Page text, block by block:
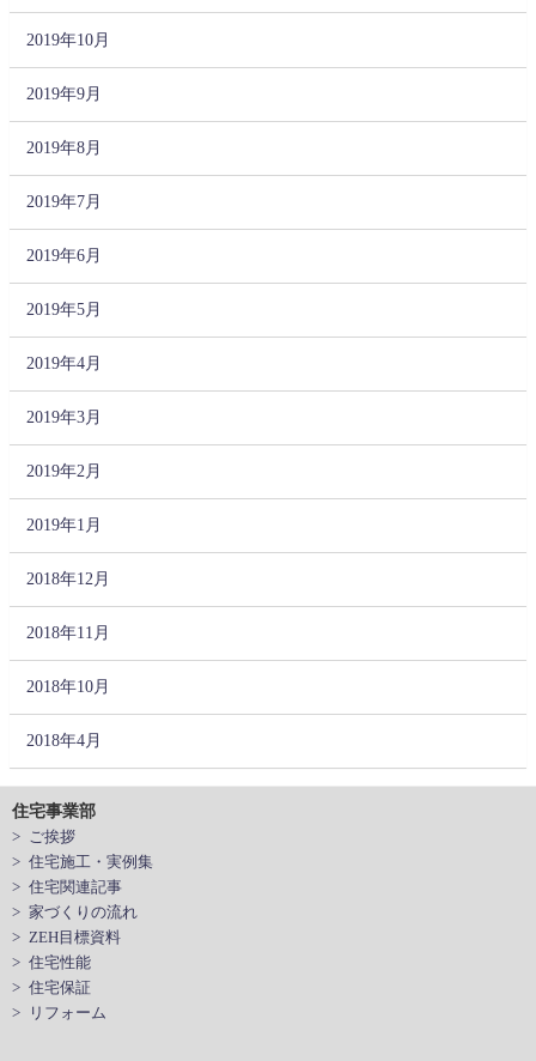
2019年10月
2019年9月
2019年8月
2019年7月
2019年6月
2019年5月
2019年4月
2019年3月
2019年2月
2019年1月
2018年12月
2018年11月
2018年10月
2018年4月
住宅事業部
> ご挨拶
> 住宅施工・実例集
> 住宅関連記事
> 家づくりの流れ
> ZEH目標資料
> 住宅性能
> 住宅保証
> リフォーム